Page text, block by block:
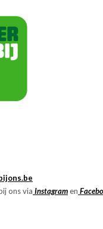
ons via Instagramen